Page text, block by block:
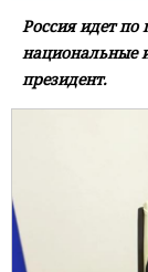
Россия идет
национальные
президент.